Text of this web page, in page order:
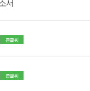
서
큰글씨
큰글씨